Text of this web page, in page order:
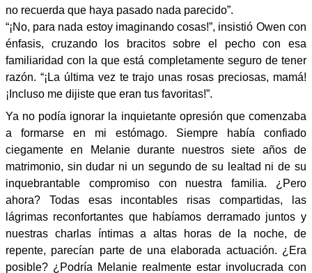
no recuerda que haya pasado nada parecido”.
“¡No, para nada estoy imaginando cosas!”, insistió Owen con
énfasis, cruzando los bracitos sobre el pecho con esa
familiaridad con la que está completamente seguro de tener
razón. “¡La última vez te trajo unas rosas preciosas, mamá!
¡Incluso me dijiste que eran tus favoritas!”.
Ya no podía ignorar la inquietante opresión que comenzaba
a formarse en mi estómago. Siempre había confiado
ciegamente en Melanie durante nuestros siete años de
matrimonio, sin dudar ni un segundo de su lealtad ni de su
inquebrantable compromiso con nuestra familia. ¿Pero
ahora? Todas esas incontables risas compartidas, las
lágrimas reconfortantes que habíamos derramado juntos y
nuestras charlas íntimas a altas horas de la noche, de
repente, parecían parte de una elaborada actuación. ¿Era
posible? ¿Podría Melanie realmente estar involucrada con